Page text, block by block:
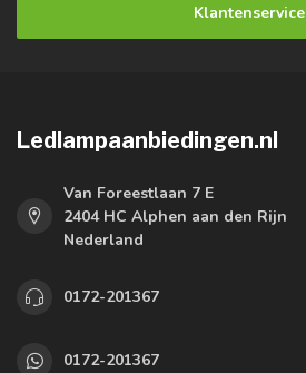
Klantenservice
Ledlampaanbiedingen.nl
Van Foreestlaan 7 E
2404 HC Alphen aan den Rijn
Nederland
0172-201367
0172-201367